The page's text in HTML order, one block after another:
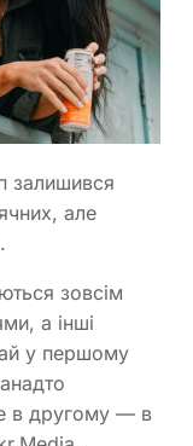
залишився
але
зовсім
а інші
у першому
в другому — в